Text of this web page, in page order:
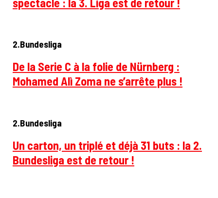
2.Bundesliga
De la Serie C à la folie de Nürnberg :
Mohamed Alì Zoma ne s’arrête plus !
2.Bundesliga
Un carton, un triplé et déjà 31 buts : la 2.
Bundesliga est de retour !